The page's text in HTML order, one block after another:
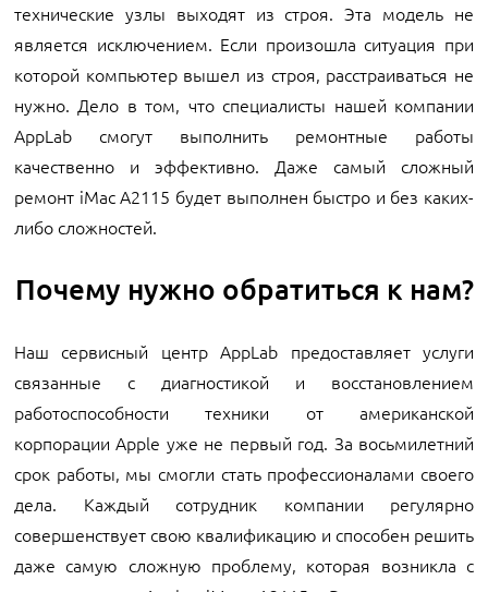
технические узлы выходят из строя. Эта модель не
является исключением. Если произошла ситуация при
которой компьютер вышел из строя, расстраиваться не
нужно. Дело в том, что специалисты нашей компании
AppLab смогут выполнить ремонтные работы
качественно и эффективно. Даже самый сложный
ремонт iMac A2115 будет выполнен быстро и без каких-
либо сложностей.
Почему нужно обратиться к нам?
Наш сервисный центр AppLab предоставляет услуги
связанные с диагностикой и восстановлением
работоспособности техники от американской
корпорации Apple уже не первый год. За восьмилетний
срок работы, мы смогли стать профессионалами своего
дела. Каждый сотрудник компании регулярно
совершенствует свою квалификацию и способен решить
даже самую сложную проблему, которая возникла с